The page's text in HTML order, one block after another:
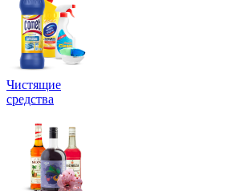
Чистящие
средства